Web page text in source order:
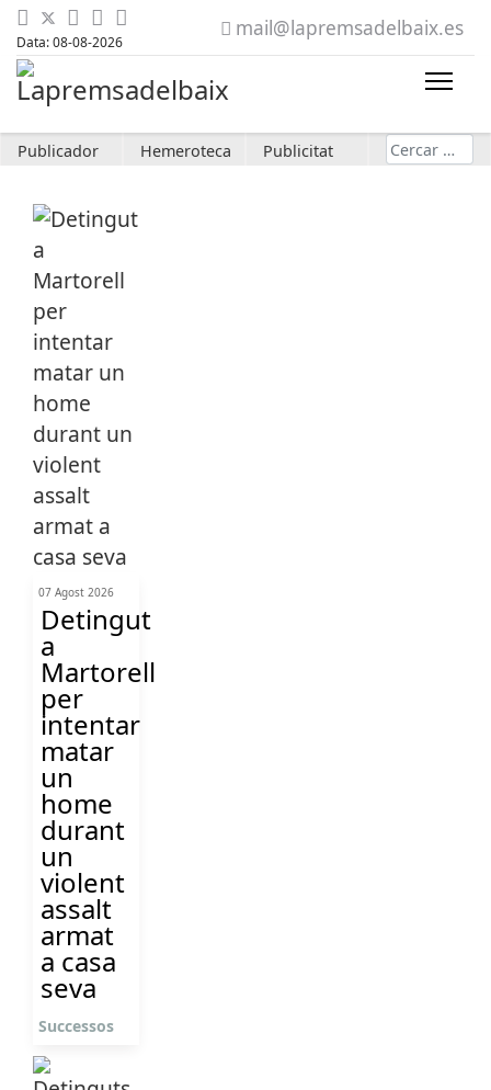
Data: 08-08-2026
mail@lapremsadelbaix.es
Publicador Hemeroteca Publicitat Cerca
07 Agost 2026
Detingut
a
Martorell
per
intentar
matar
un
home
durant
un
violent
assalt
armat
a casa
seva
Successos